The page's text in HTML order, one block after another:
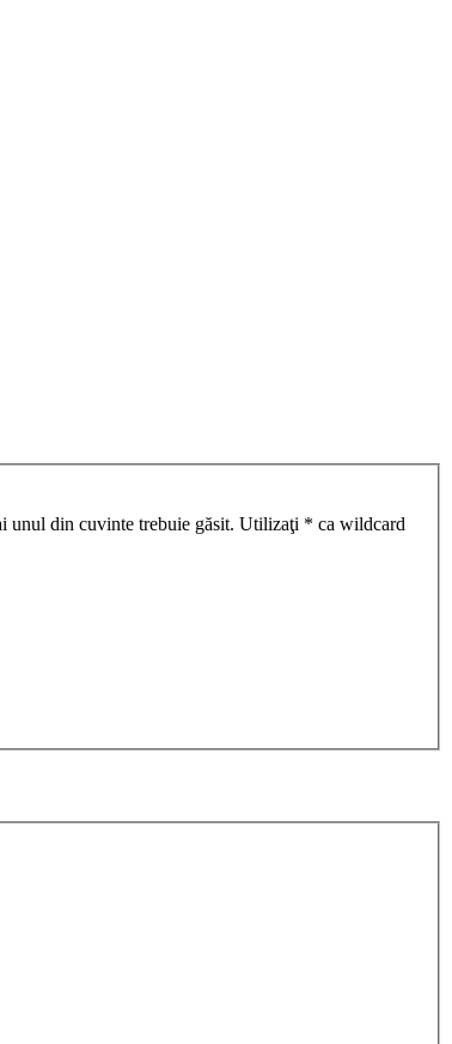
unul din cuvinte trebuie găsit. Utilizaţi * ca wildcard